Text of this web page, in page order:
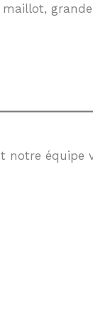
maillot, grande
notre équipe